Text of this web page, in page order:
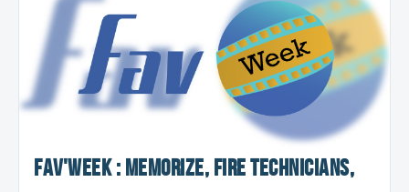
Fav'Week : Memorize, Fire Technicians,